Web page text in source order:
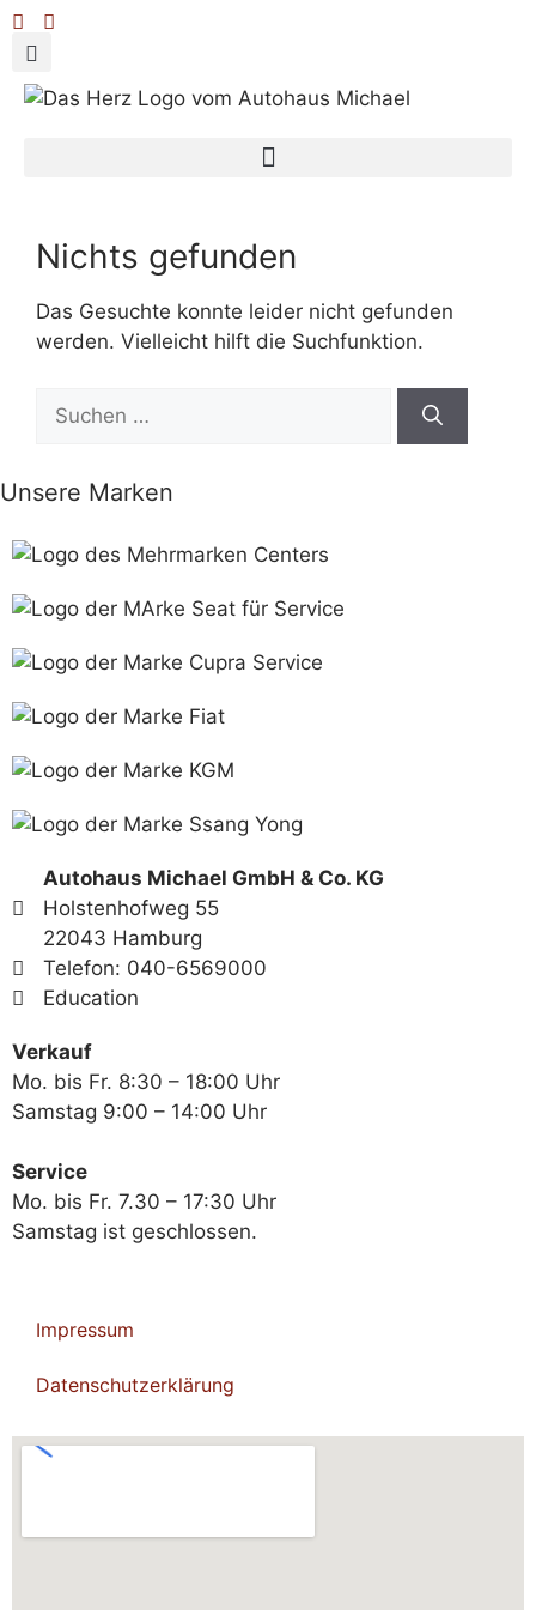
Nichts gefunden
Das Gesuchte konnte leider nicht gefunden
werden. Vielleicht hilft die Suchfunktion.
Unsere Marken
Autohaus Michael GmbH & Co. KG
Holstenhofweg 55
22043 Hamburg
Telefon: 040-6569000
Education
Verkauf
Mo. bis Fr. 8:30 – 18:00 Uhr
Samstag 9:00 – 14:00 Uhr
Service
Mo. bis Fr. 7.30 – 17:30 Uhr
Samstag ist geschlossen.
Impressum
Datenschutzerklärung